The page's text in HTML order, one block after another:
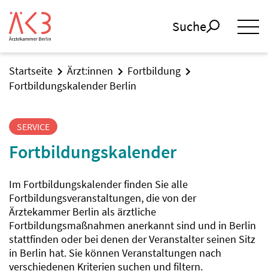
Suche
Startseite Ärzt:innen
Fortbildung
Fortbildungskalender Berlin
SERVICE
Fortbildungskalender
Im Fortbildungskalender finden Sie alle
Fortbildungsveranstaltungen, die von der
Ärztekammer Berlin als ärztliche
Fortbildungsmaßnahmen anerkannt sind und in Berlin
stattfinden oder bei denen der Veranstalter seinen Sitz
in Berlin hat. Sie können Veranstaltungen nach
verschiedenen Kriterien suchen und filtern.